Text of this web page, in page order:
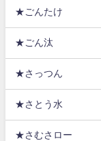
★ごんたけ
★ごん汰
★さっつん
★さとう水
★さむさロー